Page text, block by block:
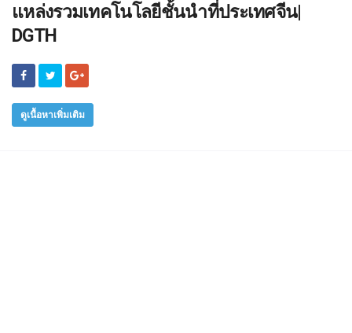
แหล่งรวมเทคโนโลยีชั้นนำที่ประเทศจีน|
DGTH
ดูเนื้อหาเพิ่มเติม